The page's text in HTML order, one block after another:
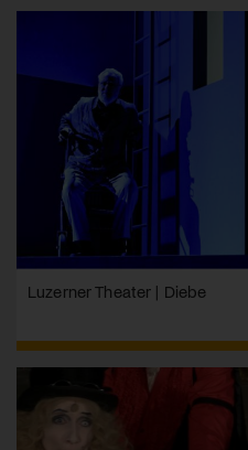
Luzerner Theater | Diebe